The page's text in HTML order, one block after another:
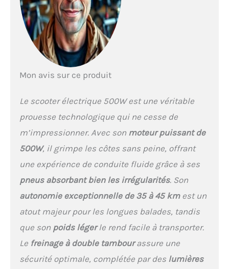
Batterie rechargeable
rapide et durable: Ce
scooter électrique est
équipé d'une batterie de
grande capacité 36V 15ah
de 6-7 heures et fournit
Sécurité et durabilité : les
freins à double tambour et
les phares LED à haut
débit, les feux arrière, les
feux latéraux, les signaux
de virage et les buzzers
assurent leur sécurité et
leur visibilité jour et nuit.
pneus pneumatiques
offrent une excellente
assurent votre confort de
voyage. Smart APP & LCD
facilement votre scooter
Mon avis sur ce produit
Le scooter électrique 500W est une véritable
prouesse technologique qui ne cesse de
m’impressionner. Avec son moteur puissant de
500W, il grimpe les côtes sans peine, offrant
une expérience de conduite fluide grâce à ses
pneus absorbant bien les irrégularités. Son
autonomie exceptionnelle de 35 à 45 kmest un
atout majeur pour les longues balades, tandis
que son poids légerle rend facile à transporter.
Le freinage à double tambourassure une
sécurité optimale, complétée par des lumières